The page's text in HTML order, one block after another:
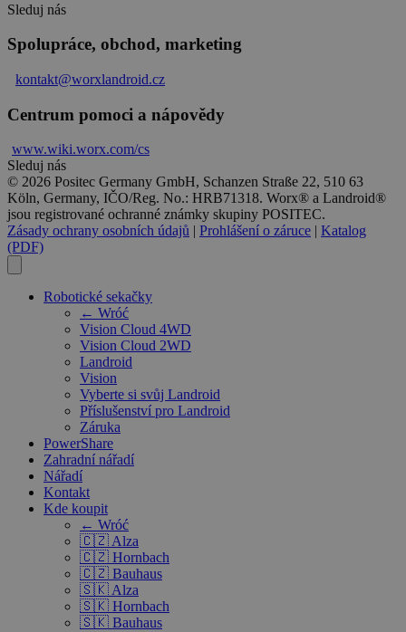
Sleduj nás
Spolupráce, obchod, marketing
kontakt@worxlandroid.cz
Centrum pomoci a nápovědy
www.wiki.worx.com/cs
Sleduj nás
© 2026 Positec Germany GmbH, Schanzen Straße 22, 510 63
Köln, Germany, IČO/Reg. No.: HRB71318. Worx® a Landroid®
jsou registrované ochranné známky skupiny POSITEC.
Zásady ochrany osobních údajů | Prohlášení o záruce | Katalog
(PDF)
Robotické sekačky
← Wróć
Vision Cloud 4WD
Vision Cloud 2WD
Landroid
Vision
Vyberte si svůj Landroid
Příslušenství pro Landroid
Záruka
PowerShare
Zahradní nářadí
Nářadí
Kontakt
Kde koupit
← Wróć
🇨🇿 Alza
🇨🇿 Hornbach
🇨🇿 Bauhaus
🇸🇰 Alza
🇸🇰 Hornbach
🇸🇰 Bauhaus